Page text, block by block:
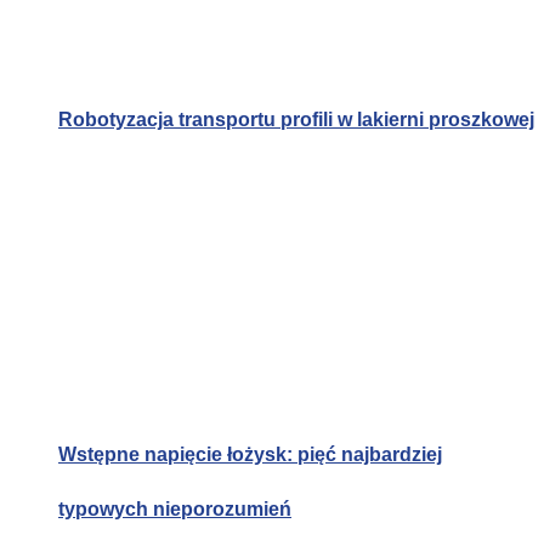
Robotyzacja transportu profili w lakierni proszkowej
Wstępne napięcie łożysk: pięć najbardziej
typowych nieporozumień